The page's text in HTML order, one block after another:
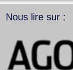
Nous lire sur :